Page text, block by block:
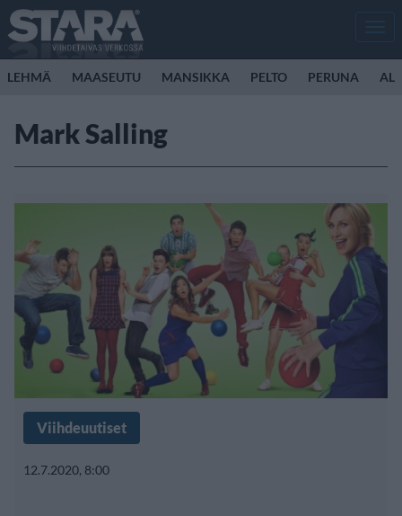
LEHMÄ MAASEUTU MANSIKKA PELTO PERUNA
Mark Salling
Viihdeuutiset
12.7.2020, 8:00